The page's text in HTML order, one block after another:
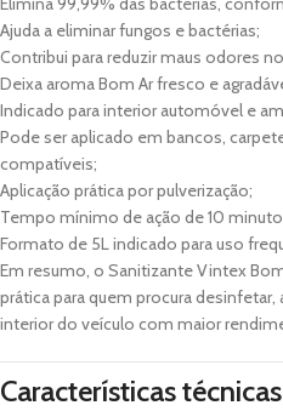
Ajuda a eliminar fungos e bactérias;
Contribui para reduzir maus odores
Deixa aroma Bom Ar fresco e
Indicado para interior automóvel e
Pode ser aplicado em bancos,
compatíveis;
Aplicação prática por pulverização;
Tempo mínimo de ação de 10
Formato de 5L indicado para uso
Em resumo, o Sanitizante Vintex
prática para quem procura
interior do veículo com maior
Características